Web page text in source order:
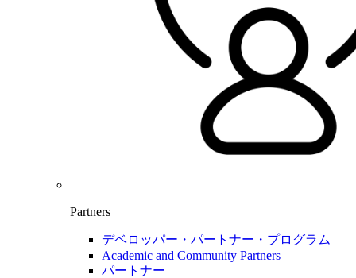
Partners
デベロッパー・パートナー・プログラム
Academic and Community Partners
パートナー